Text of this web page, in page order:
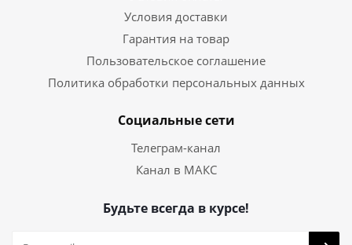
Условия доставки
Гарантия на товар
Пользовательское соглашение
Политика обработки персональных данных
Социальные сети
Телеграм-канал
Канал в МАКС
Будьте всегда в курсе!